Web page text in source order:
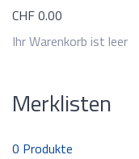
CHF0.00
Ihr Warenkorb ist leer
Merklisten
0 Produkte